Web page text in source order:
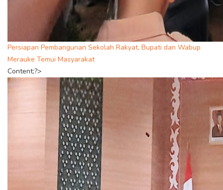
Persiapan Pembangunan Sekolah Rakyat, Bupati dan Wabup
Merauke Temui Masyarakat
Content;?>